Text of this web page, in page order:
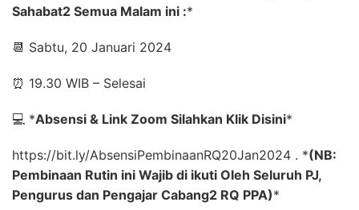
Sahabat2 Semua Malam ini :*
📆 Sabtu, 20 Januari 2024
⏰ 19.30 WIB – Selesai
💻 *Absensi & Link Zoom Silahkan Klik Disini*
https://bit.ly/AbsensiPembinaanRQ20Jan2024 . *(NB:
Pembinaan Rutin ini Wajib di ikuti Oleh Seluruh PJ,
Pengurus dan Pengajar Cabang2 RQ PPA)*